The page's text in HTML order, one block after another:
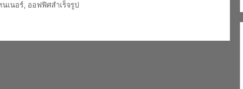
ตู้
เนอร์, ออฟฟิศสำเร็จรูป